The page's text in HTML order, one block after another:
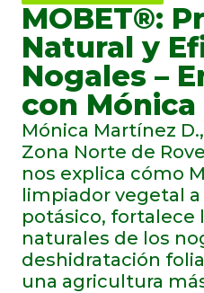
MOBET®:
Natural y
Nogales –
con
Mónica Martínez
Zona Norte de
nos explica cómo
limpiador vegetal
potásico, fortalece
naturales de los
deshidratación
una agricultura